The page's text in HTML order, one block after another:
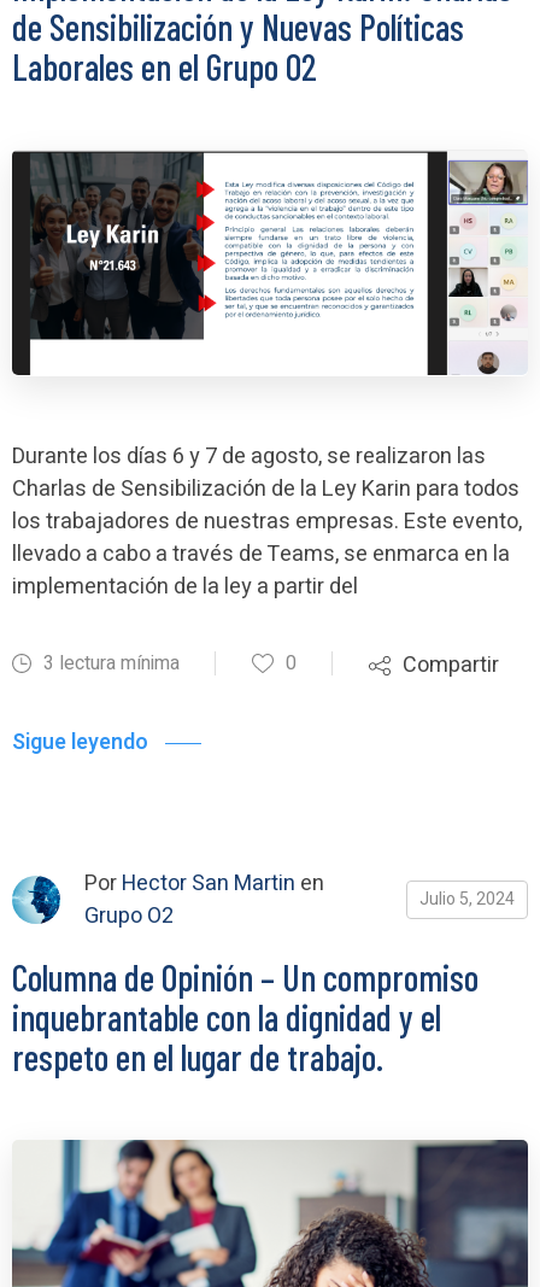
de Sensibilización y Nuevas Políticas
Laborales en el Grupo O2
Durante los días 6 y 7 de agosto, se realizaron las
Charlas de Sensibilización de la Ley Karin para todos
los trabajadores de nuestras empresas. Este evento,
llevado a cabo a través de Teams, se enmarca en la
implementación de la ley a partir del
3 lectura mínima 0 Compartir
Sigue leyendo
PorHector San Martin en
Grupo O2
Julio 5, 2024
Columna de Opinión – Un compromiso
inquebrantable con la dignidad y el
respeto en el lugar de trabajo.